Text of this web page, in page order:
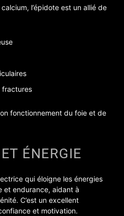
l’épidote est un allié de
fractures
fonctionnement du foie et de
ÉNERGIE
qui éloigne les énergies
et endurance, aidant à
C’est un excellent
et motivation.